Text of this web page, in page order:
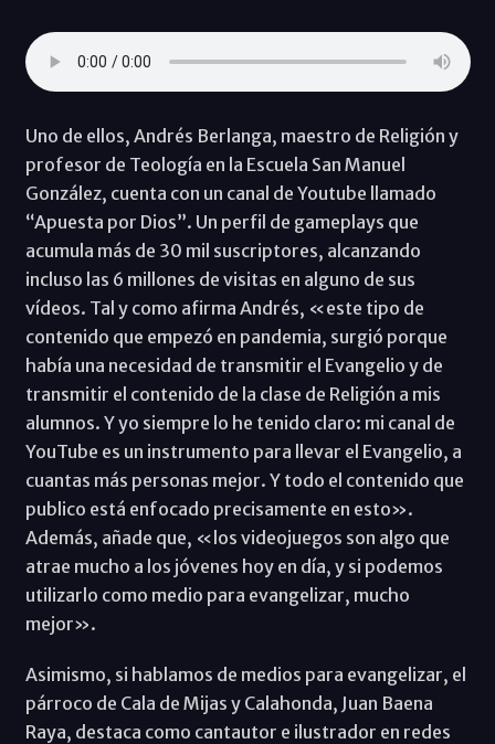
Uno de ellos, Andrés Berlanga, maestro de Religión y
profesor de Teología en la Escuela San Manuel
González, cuenta con un canal de Youtube llamado
“Apuesta por Dios”. Un perfil de gameplays que
acumula más de 30 mil suscriptores, alcanzando
incluso las 6 millones de visitas en alguno de sus
vídeos. Tal y como afirma Andrés, «este tipo de
contenido que empezó en pandemia, surgió porque
había una necesidad de transmitir el Evangelio y de
transmitir el contenido de la clase de Religión a mis
alumnos. Y yo siempre lo he tenido claro: mi canal de
YouTube es un instrumento para llevar el Evangelio, a
cuantas más personas mejor. Y todo el contenido que
publico está enfocado precisamente en esto».
Además, añade que, «los videojuegos son algo que
atrae mucho a los jóvenes hoy en día, y si podemos
utilizarlo como medio para evangelizar, mucho
mejor».
Asimismo, si hablamos de medios para evangelizar, el
párroco de Cala de Mijas y Calahonda, Juan Baena
Raya, destaca como cantautor e ilustrador en redes